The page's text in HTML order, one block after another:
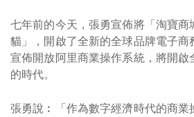
七年前的今天，張勇宣佈將「淘寶商
貓」，開啟了全新的全球品牌電子商
宣佈開放阿里商業操作系統，將開啟
的時代。
張勇說︰「作為數字經濟時代的商業